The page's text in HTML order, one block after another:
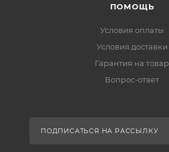
ПОМОЩЬ
Условия оплаты
Условия доставки
Гарантия на товар
Вопрос-ответ
ПОДПИСАТЬСЯ НА РАССЫЛКУ